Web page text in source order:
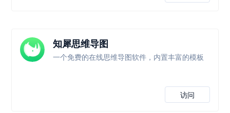
知犀思维导图
一个免费的在线思维导图软件，内置丰富的模板
访问